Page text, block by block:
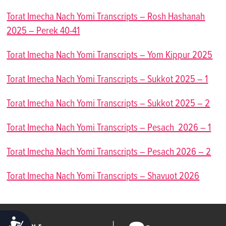
ACCESSIBILITY
Torat Imecha Nach Yomi Transcripts – Rosh Hashanah
2025 – Perek 40-41
Torat Imecha Nach Yomi Transcripts – Yom Kippur 2025
Torat Imecha Nach Yomi Transcripts – Sukkot 2025 – 1
Torat Imecha Nach Yomi Transcripts – Sukkot 2025 – 2
Torat Imecha Nach Yomi Transcripts – Pesach 2026 – 1
Torat Imecha Nach Yomi Transcripts – Pesach 2026 – 2
Torat Imecha Nach Yomi Transcripts – Shavuot 2026